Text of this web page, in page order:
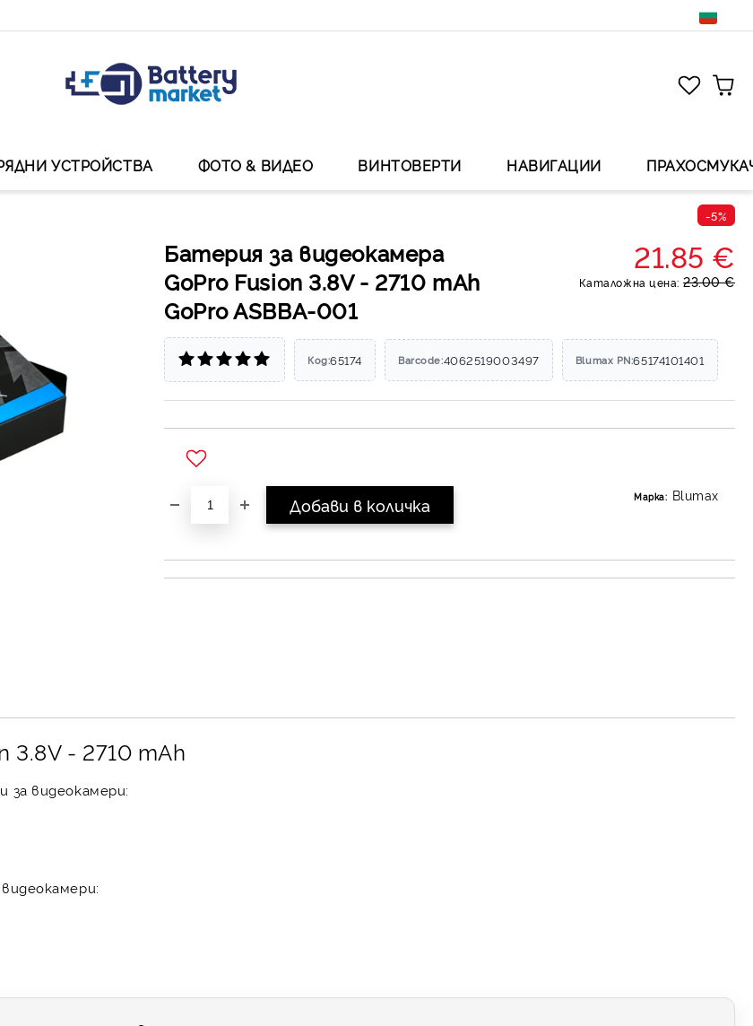
УСТРОЙСТВА ФОТО & ВИДЕО ВИНТОВЕРТИ НАВИГАЦИИ
Батерия за видеокамера
GoPro Fusion 3.8V - 2710 mAh
GoPro ASBBA-001
-5%
21.85 €
Каталожна цена: 23.00 €
Код:65174 Barcode:4062519003497 Blumax PN:65174101401
Марка: Blumax
3.8V - 2710 mAh
видеокамери: